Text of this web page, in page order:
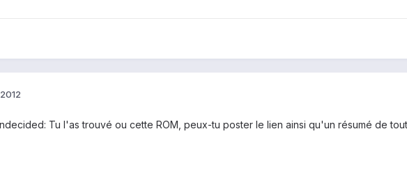
Tu l'as trouvé ou cette ROM, peux-tu poster le lien ainsi qu'un résumé de